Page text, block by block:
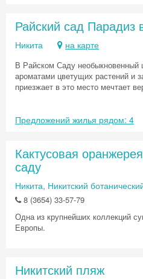
Райский сад Парадиз
Никита на карте
В Райском Саду необыкновенный
ароматами цветущих растений и
приезжает в это место мечтает
Предложений жилья рядом: 4
Кактусовая
саду
Никита, Никитский
8 (3654) 33-57-79
Одна из крупнейших коллекций
Европы.
Никитский пляж